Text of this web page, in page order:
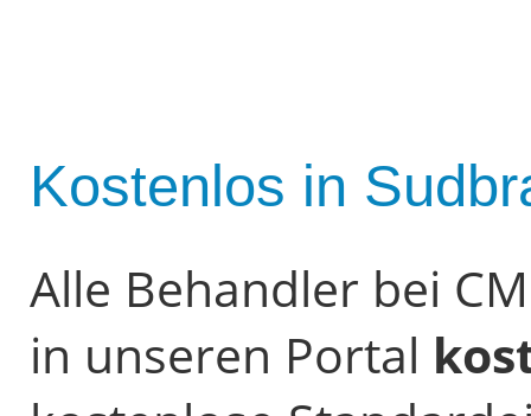
Kostenlos in
Alle Behandler bei
in unseren Portal